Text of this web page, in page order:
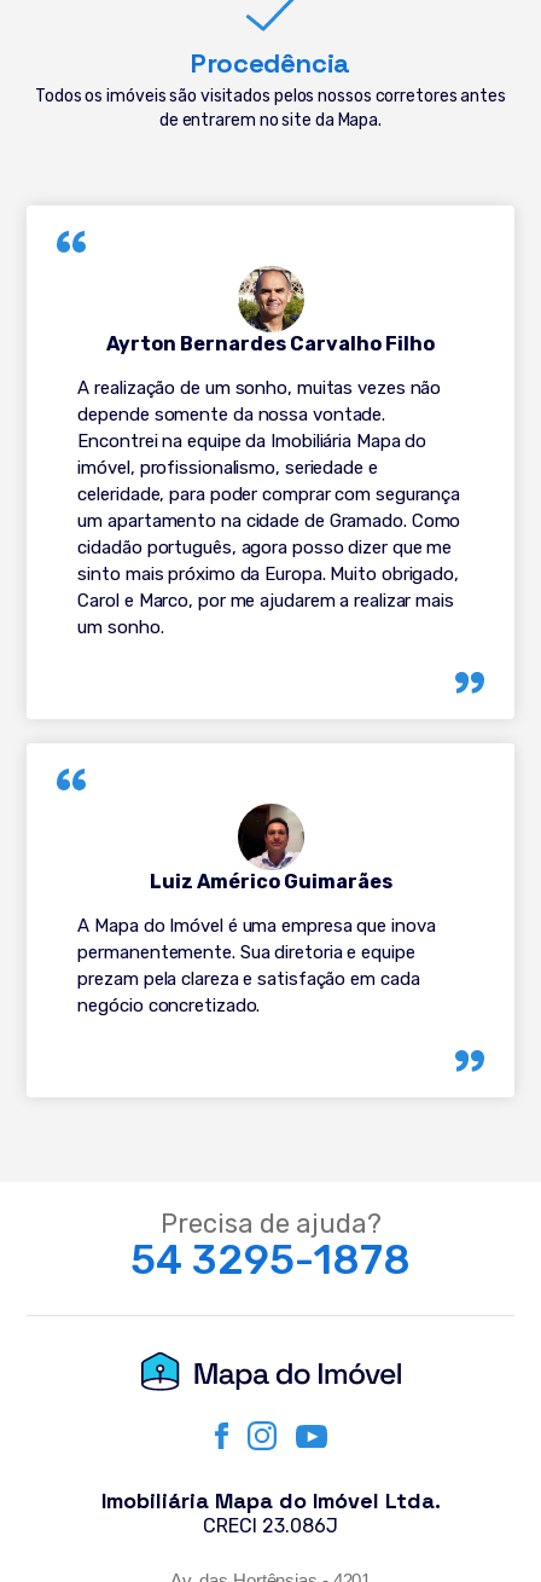
Procedência
Todos os imóveis são visitados pelos nossos corretores antes
de entrarem no site da Mapa.
A realização de um sonho, muitas vezes não
depende somente da nossa vontade.
Encontrei na equipe da Imobiliária Mapa do
imóvel, profissionalismo, seriedade e
celeridade, para poder comprar com segurança
um apartamento na cidade de Gramado. Como
cidadão português, agora posso dizer que me
sinto mais próximo da Europa. Muito obrigado,
Carol e Marco, por me ajudarem a realizar mais
um sonho.
Ayrton Bernardes Carvalho Filho
A Mapa do Imóvel é uma empresa que inova
permanentemente. Sua diretoria e equipe
prezam pela clareza e satisfação em cada
negócio concretizado.
Luiz Américo Guimarães
Precisa de ajuda?
54 3295-1878
Imobiliária Mapa do Imóvel Ltda.
CRECI 23.086J